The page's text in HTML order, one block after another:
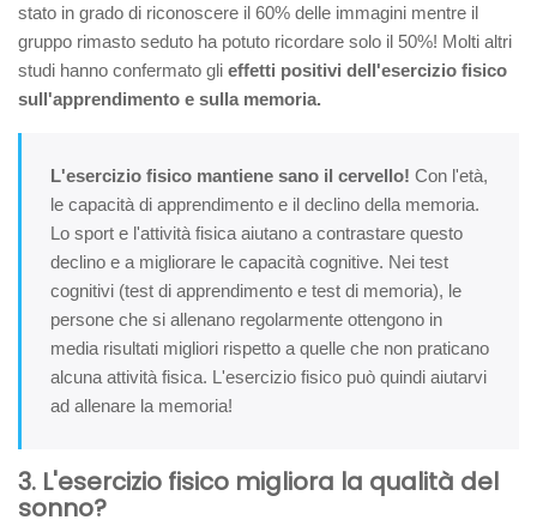
stato in grado di riconoscere il 60% delle immagini mentre il
gruppo rimasto seduto ha potuto ricordare solo il 50%! Molti altri
studi hanno confermato gli effetti positivi dell'esercizio fisico
sull'apprendimento e sulla memoria.
L'esercizio fisico mantiene sano il cervello! Con l'età,
le capacità di apprendimento e il declino della memoria.
Lo sport e l'attività fisica aiutano a contrastare questo
declino e a migliorare le capacità cognitive. Nei test
cognitivi (test di apprendimento e test di memoria), le
persone che si allenano regolarmente ottengono in
media risultati migliori rispetto a quelle che non praticano
alcuna attività fisica. L'esercizio fisico può quindi aiutarvi
ad allenare la memoria!
3. L'esercizio fisico migliora la qualità del
sonno?